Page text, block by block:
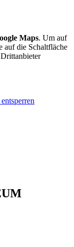
Maps. Um auf
auf die Schaltfläche